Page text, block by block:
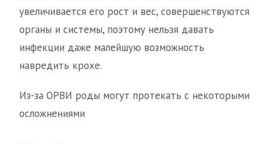
увеличивается его рост и вес, совершенствуются
органы и системы, поэтому нельзя давать
инфекции даже малейшую возможность
навредить крохе.
Из-за ОРВИ роды могут протекать с некоторыми
осложнениями